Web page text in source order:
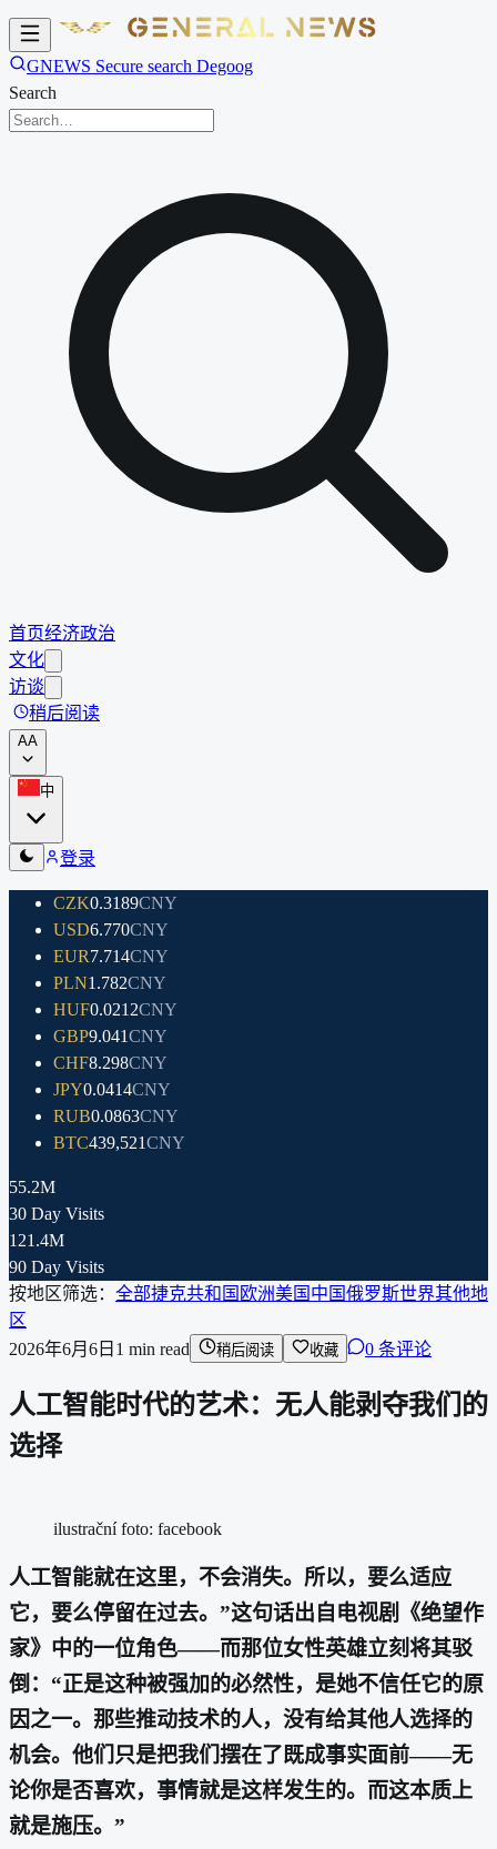
GNEWS Secure search Degoog
Search
首页经济政治
文化
访谈
稍后阅读
AA
中
登录
CZK0.3189CNY
USD6.770CNY
EUR7.714CNY
PLN1.782CNY
HUF0.0212CNY
GBP9.041CNY
CHF8.298CNY
JPY0.0414CNY
RUB0.0863CNY
BTC439,521CNY
55.2M
30 Day Visits
121.4M
90 Day Visits
按地区筛选： 全部捷克共和国 欧洲美国 中国俄罗斯世界其他地
区
2026年6月6日 1 min read 稍后阅读 收藏 0 条评论
人工智能时代的艺术：无人能剥夺我们的
选择
ilustrační foto: facebook
人工智能就在这里，不会消失。所以，要么适应
它，要么停留在过去。”这句话出自电视剧《绝望作
家》中的一位角色——而那位女性英雄立刻将其驳
倒：“正是这种被强加的必然性，是她不信任它的原
因之一。那些推动技术的人，没有给其他人选择的
机会。他们只是把我们摆在了既成事实面前——无
论你是否喜欢，事情就是这样发生的。而这本质上
就是施压。”